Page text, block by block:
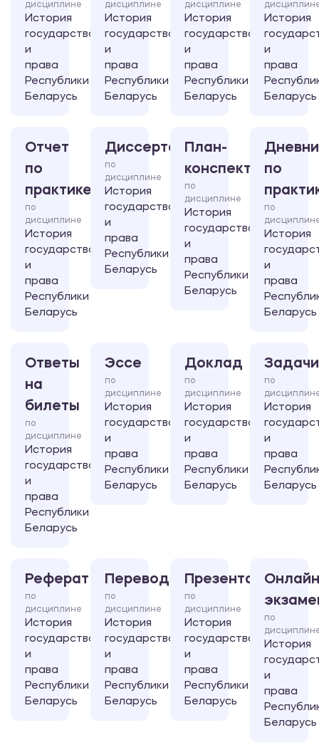
дисциплине
История
государства
и
права
Республики
Беларусь
дисциплине
История
государства
и
права
Республики
Беларусь
дисциплине
История
государства
и
права
Республики
Беларусь
История
и
права
Беларусь
Отчет
по
практике
по
дисциплине
История
государства
и
права
Республики
Беларусь
Диссертация
по
дисциплине
История
государства
и
права
Республики
Беларусь
План-
конспект
по
дисциплине
История
государства
и
права
Республики
Беларусь
по
по
История
и
права
Беларусь
Ответы
на
билеты
по
дисциплине
История
государства
и
права
Республики
Беларусь
Эссе
по
дисциплине
История
государства
и
права
Республики
Беларусь
Доклад
по
дисциплине
История
государства
и
права
Республики
Беларусь
Задачи
по
История
и
права
Беларусь
Реферат
по
дисциплине
История
государства
и
права
Республики
Беларусь
Перевод
по
дисциплине
История
государства
и
права
Республики
Беларусь
Презентация
по
дисциплине
История
государства
и
права
Республики
Беларусь
по
История
и
права
Беларусь